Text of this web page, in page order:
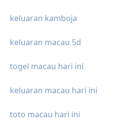
keluaran kamboja
keluaran macau 5d
togel macau hari ini
keluaran macau hari ini
toto macau hari ini